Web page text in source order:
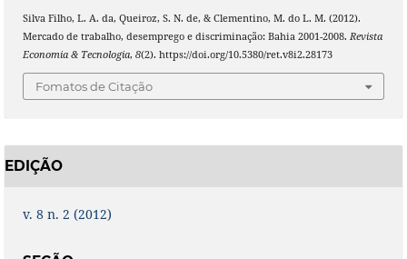
Silva Filho, L. A. da, Queiroz, S. N. de, & Clementino, M. do L. M. (2012).
Mercado de trabalho, desemprego e discriminação: Bahia 2001-2008. Revista
Economia & Tecnologia, 8(2). https://doi.org/10.5380/ret.v8i2.28173
Fomatos de Citação
EDIÇÃO
v. 8 n. 2 (2012)